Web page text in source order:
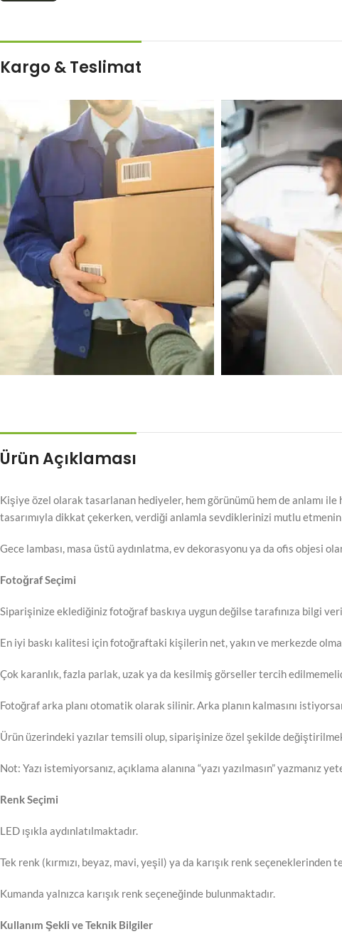
Kargo & Teslimat
Ürün Açıklaması
Kişiye özel olarak tasarlanan hediyeler, hem görünümü hem de anlamı
tasarımıyla dikkat çekerken, verdiği anlamla sevdiklerinizi mutlu
Gece lambası, masa üstü aydınlatma, ev dekorasyonu ya da ofis objesi
Fotoğraf Seçimi
Siparişinize eklediğiniz fotoğraf baskıya uygun değilse tarafınıza bilgi
En iyi baskı kalitesi için fotoğraftaki kişilerin net, yakın ve merkezde
Çok karanlık, fazla parlak, uzak ya da kesilmiş görseller tercih
Fotoğraf arka planı otomatik olarak silinir. Arka planın kalmasını
Ürün üzerindeki yazılar temsili olup, siparişinize özel şekilde
Not: Yazı istemiyorsanız, açıklama alanına “yazı yazılmasın” yazmanız
Renk Seçimi
LED ışıkla aydınlatılmaktadır.
Tek renk (kırmızı, beyaz, mavi, yeşil) ya da karışık renk
Kumanda yalnızca karışık renk seçeneğinde bulunmaktadır.
Kullanım Şekli ve Teknik Bilgiler